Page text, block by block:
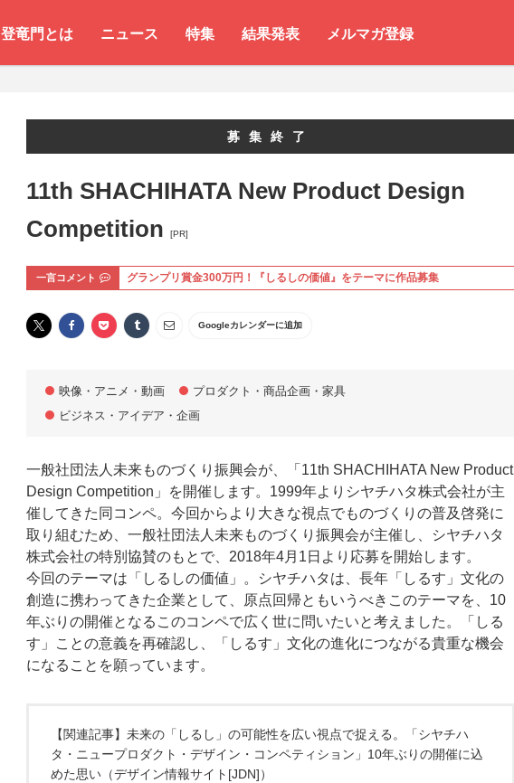
登竜門とは ニュース 特集 結果発表 メルマガ登録
募集終了
11th SHACHIHATA New Product Design
Competition
[PR]
一言コメント グランプリ賞金300万円！『しるしの価値』をテーマに作品募集
Googleカレンダーに追加
映像・アニメ・動画
プロダクト・商品企画・家具
ビジネス・アイデア・企画
一般社団法人未来ものづくり振興会が、「11th SHACHIHATA New Product
Design Competition」を開催します。1999年よりシヤチハタ株式会社が主
催してきた同コンペ。今回からより大きな視点でものづくりの普及啓発に
取り組むため、一般社団法人未来ものづくり振興会が主催し、シヤチハタ
株式会社の特別協賛のもとで、2018年4月1日より応募を開始します。
今回のテーマは「しるしの価値」。シヤチハタは、長年「しるす」文化の
創造に携わってきた企業として、原点回帰ともいうべきこのテーマを、10
年ぶりの開催となるこのコンペで広く世に問いたいと考えました。「しる
す」ことの意義を再確認し、「しるす」文化の進化につながる貴重な機会
になることを願っています。
【関連記事】未来の「しるし」の可能性を広い視点で捉える。「シヤチハ
タ・ニュープロダクト・デザイン・コンペティション」10年ぶりの開催に込
めた思い（デザイン情報サイト[JDN]）